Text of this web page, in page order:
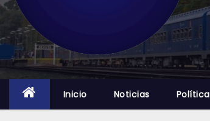
Inicio Noticias Política